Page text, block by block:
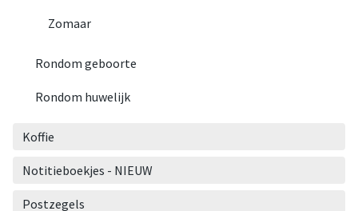
Zomaar
Rondom geboorte
Rondom huwelijk
Koffie
Notitieboekjes - NIEUW
Postzegels